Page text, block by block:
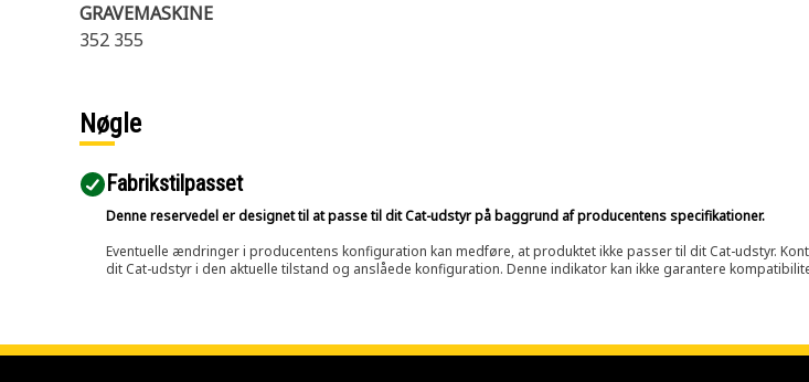
GRAVEMASKINE
352 355
Nøgle
Fabrikstilpasset
Denne reservedel er designet til at passe til dit Cat-udstyr på baggrund af producentens specifikationer.
Eventuelle ændringer i producentens konfiguration kan medføre, at produktet ikke passer til dit Cat-udstyr.
dit Cat-udstyr i den aktuelle tilstand og anslåede konfiguration. Denne indikator kan ikke garantere